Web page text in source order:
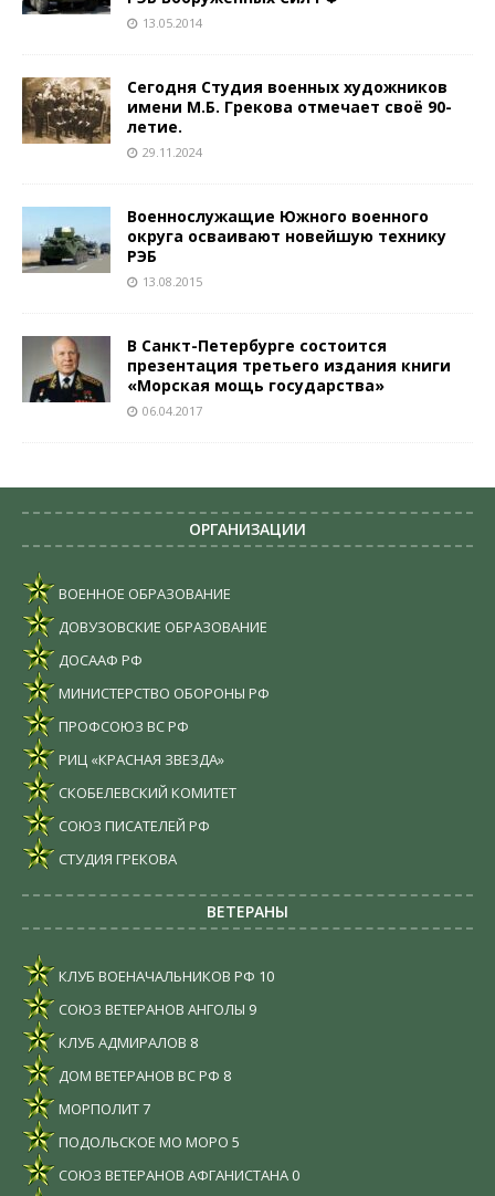
13.05.2014
Сегодня Студия военных художников
имени М.Б. Грекова отмечает своё 90-
летие.
29.11.2024
Военнослужащие Южного военного
округа осваивают новейшую технику
РЭБ
13.08.2015
В Санкт-Петербурге состоится
презентация третьего издания книги
«Морская мощь государства»
06.04.2017
ОРГАНИЗАЦИИ
ВОЕННОЕ ОБРАЗОВАНИЕ
ДОВУЗОВСКИЕ ОБРАЗОВАНИЕ
ДОСААФ РФ
МИНИСТЕРСТВО ОБОРОНЫ РФ
ПРОФСОЮЗ ВС РФ
РИЦ «КРАСНАЯ ЗВЕЗДА»
СКОБЕЛЕВСКИЙ КОМИТЕТ
СОЮЗ ПИСАТЕЛЕЙ РФ
СТУДИЯ ГРЕКОВА
ВЕТЕРАНЫ
КЛУБ ВОЕНАЧАЛЬНИКОВ РФ 10
СОЮЗ ВЕТЕРАНОВ АНГОЛЫ 9
КЛУБ АДМИРАЛОВ 8
ДОМ ВЕТЕРАНОВ ВС РФ 8
МОРПОЛИТ7
ПОДОЛЬСКОЕ МО МОРО 5
СОЮЗ ВЕТЕРАНОВ АФГАНИСТАНА 0